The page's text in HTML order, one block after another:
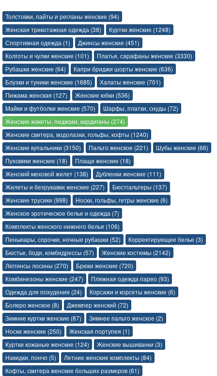
Толстовки, пайты и регланы женские (94)
Женская трикотажная одежда (38)
Куртки женские (1248)
Спортивная одежда (1)
Джинсы женские (451)
Колготы и чулки женские (101)
Платья, сарафаны женские (3330)
Рубашки женские (64)
Капри бриджи шорты женские (636)
Блузки и туники женские (1685)
Халаты женские (701)
Пижама женская (127)
Женские юбки (536)
Майки и футболки женские (570)
Шарфы, платки, снуды (72)
Женские жакеты, пиджаки, кардиганы (274)
Женские свитера, водолазки, гольфы, кофты (1240)
Женские купальники (3150)
Пальто женское (221)
Шубы женские (66)
Пуховики женские (18)
Плащи женские (18)
Женский меховой жилет (138)
Дубленки женские (111)
Жилеты и безрукавки женские (227)
Бюстгальтеры (137)
Женские трусики (998)
Носки, гольфы, гетры женские (6)
Женское эротическое белье и одежда (7)
Комплекты женского нижнего белья (106)
Пеньюары, сорочки, ночные рубашки (52)
Корректирующее белье (3)
Бюстье, боди, комбидрессы (57)
Женские костюмы (2142)
Леггинсы лосины (270)
Брюки женские (720)
Комбинезоны женские (247)
Пляжная одежда парео (93)
Одежда для похудения (24)
Корсажи и корсеты женские (6)
Болеро женское (8)
Джемпер женский (72)
Зимние куртки женские (87)
Зимнее пальто женское (2)
Носки женские (250)
Женская портупея (1)
Куртки кожаные женские (124)
Женские вышиванки (3)
Накидки, пончо (5)
Летние женские комплекты (84)
Кофты, свитера женские больших размеров (61)